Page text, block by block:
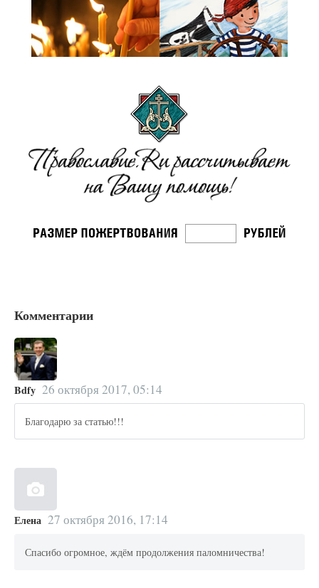
Комментарии
Bdfy 26 октября 2017, 05:14
Благодарю за статью!!!
Елена 27 октября 2016, 17:14
Спасибо огромное, ждём продолжения паломничества!